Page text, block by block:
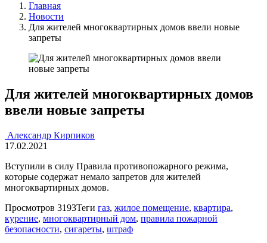
Главная
Новости
Для жителей многоквартирных домов ввели новые
запреты
Для жителей многоквартирных домов
ввели новые запреты
Александр Кирпиков
17.02.2021
Вступили в силу Правила противопожарного режима,
которые содержат немало запретов для жителей
многоквартирных домов.
Просмотров 3193Теги газ, жилое помещение, квартира,
курение, многоквартирный дом, правила пожарной
безопасности, сигареты, штраф